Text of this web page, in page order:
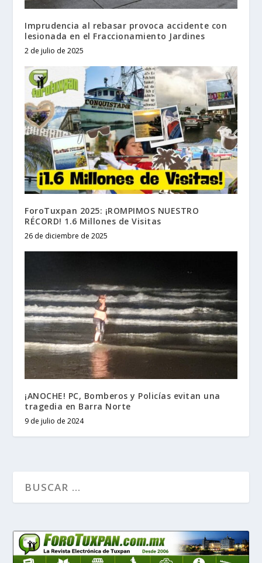
Imprudencia al rebasar provoca accidente con
lesionada en el Fraccionamiento Jardines
2 de julio de 2025
ForoTuxpan 2025: ¡ROMPIMOS NUESTRO
RÉCORD! 1.6 Millones de Visitas
26 de diciembre de 2025
¡ANOCHE! PC, Bomberos y Policías evitan una
tragedia en Barra Norte
9 de julio de 2024